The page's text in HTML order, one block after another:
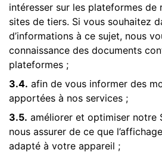
Actualités
Contact
INFORMATIONS
1055 rue de Bourgogne, 21410 PONT DE PANY
Port06 07 59 44 96
contact@france-filets.fr
intéresser sur les plateformes de
sites de tiers. Si vous souhaitez
d’informations à ce sujet, nous
connaissance des documents
plateformes ;
3.4. afin de vous informer des
apportées à nos services ;
3.5. améliorer et optimiser notre
nous assurer de ce que
adapté à votre appareil ;